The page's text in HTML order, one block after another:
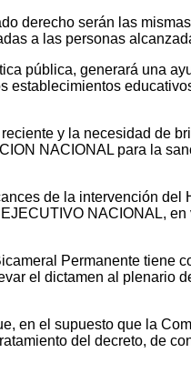
derecho serán las
a las personas
pública, generará una
establecimientos
y la necesidad de
NACIONAL para la
de la intervención
NACIONAL,
Permanente tiene
el dictamen al plenario
en el supuesto que la
del decreto, de